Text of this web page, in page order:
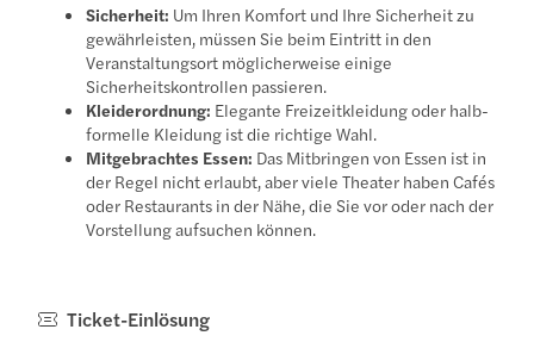
Sicherheit: Um Ihren Komfort und Ihre Sicherheit zu
gewährleisten, müssen Sie beim Eintritt in den
Veranstaltungsort möglicherweise einige
Sicherheitskontrollen passieren.
Kleiderordnung: Elegante Freizeitkleidung oder halb-
formelle Kleidung ist die richtige Wahl.
Mitgebrachtes Essen: Das Mitbringen von Essen ist in
der Regel nicht erlaubt, aber viele Theater haben Cafés
oder Restaurants in der Nähe, die Sie vor oder nach der
Vorstellung aufsuchen können.
Ticket-Einlösung